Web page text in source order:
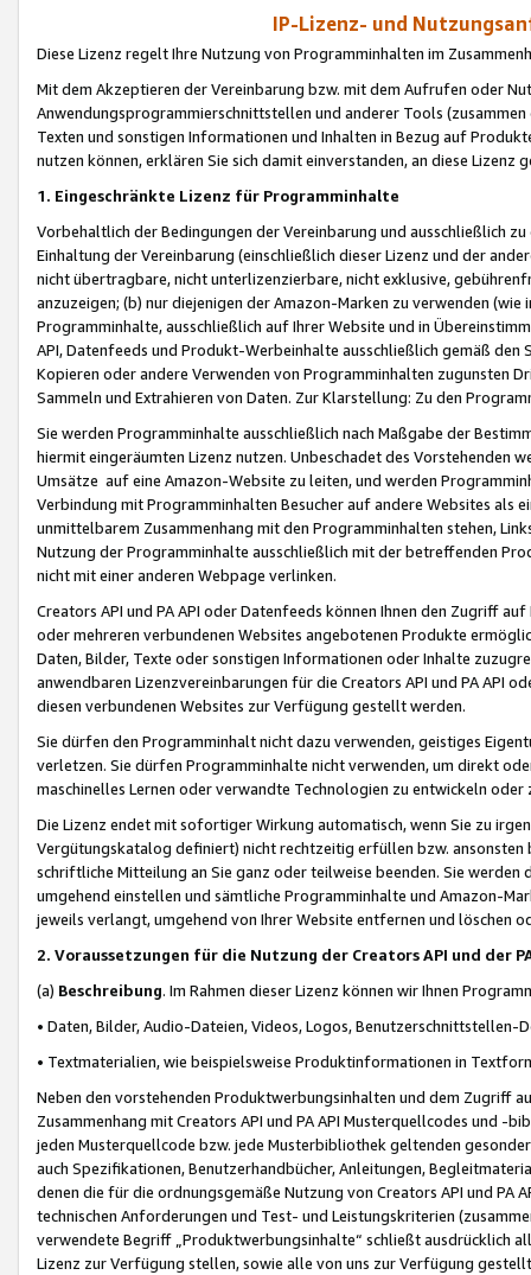
IP-Lizenz- und
Diese Lizenz regelt Ihre Nutzung von Programminhalten im
Mit dem Akzeptieren der Vereinbarung bzw. mit dem Aufrufen oder
Anwendungsprogrammierschnittstellen und anderer Tools (zusammen
Texten und sonstigen Informationen und Inhalten in Bezug auf
nutzen können, erklären Sie sich damit einverstanden, an diese Lizenz
1. Eingeschränkte Lizenz für Programminhalte
Vorbehaltlich der Bedingungen der Vereinbarung und ausschließlich
Einhaltung der Vereinbarung (einschließlich dieser Lizenz und der
nicht übertragbare, nicht unterlizenzierbare, nicht exklusive,
anzuzeigen; (b) nur diejenigen der Amazon-Marken zu verwenden
Programminhalte, ausschließlich auf Ihrer Website und in
API, Datenfeeds und Produkt-Werbeinhalte ausschließlich gemäß
Kopieren oder andere Verwenden von Programminhalten zugunsten
Sammeln und Extrahieren von Daten. Zur Klarstellung: Zu den
Sie werden Programminhalte ausschließlich nach Maßgabe der
hiermit eingeräumten Lizenz nutzen. Unbeschadet des Vorstehenden
Umsätze auf eine Amazon-Website zu leiten, und werden
Verbindung mit Programminhalten Besucher auf andere Websites als
unmittelbarem Zusammenhang mit den Programminhalten stehen,
Nutzung der Programminhalte ausschließlich mit der betreffenden
nicht mit einer anderen Webpage verlinken.
Creators API und PA API oder Datenfeeds können Ihnen den Zugriff
oder mehreren verbundenen Websites angebotenen Produkte
Daten, Bilder, Texte oder sonstigen Informationen oder Inhalte
anwendbaren Lizenzvereinbarungen für die Creators API und PA API
diesen verbundenen Websites zur Verfügung gestellt werden.
Sie dürfen den Programminhalt nicht dazu verwenden, geistiges
verletzen. Sie dürfen Programminhalte nicht verwenden, um direkt
maschinelles Lernen oder verwandte Technologien zu entwickeln
Die Lizenz endet mit sofortiger Wirkung automatisch, wenn Sie zu
Vergütungskatalog definiert) nicht rechtzeitig erfüllen bzw. ansonsten
schriftliche Mitteilung an Sie ganz oder teilweise beenden. Sie werden
umgehend einstellen und sämtliche Programminhalte und Amazon-
jeweils verlangt, umgehend von Ihrer Website entfernen und löschen
2. Voraussetzungen für die Nutzung der Creators API und der
(a) Beschreibung. Im Rahmen dieser Lizenz können wir Ihnen
• Daten, Bilder, Audio-Dateien, Videos, Logos, Benutzerschnittstellen-
• Textmaterialien, wie beispielsweise Produktinformationen in
Neben den vorstehenden Produktwerbungsinhalten und dem Zugriff
Zusammenhang mit Creators API und PA API Musterquellcodes und
jeden Musterquellcode bzw. jede Musterbibliothek geltenden
auch Spezifikationen, Benutzerhandbücher, Anleitungen,
denen die für die ordnungsgemäße Nutzung von Creators API und PA
technischen Anforderungen und Test- und Leistungskriterien
verwendete Begriff „Produktwerbungsinhalte“ schließt ausdrücklich
Lizenz zur Verfügung stellen, sowie alle von uns zur Verfügung